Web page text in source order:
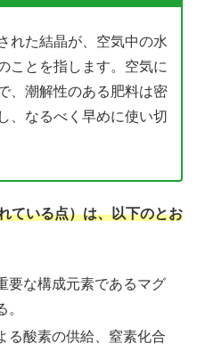
れた結晶が、空気中の水
ことを指します。空気に
、潮解性のある肥料は密
、なるべく早めに使い切
ている点）は、以下のとお
要な構成元素であるマグ
る酸素の供給、窒素化合